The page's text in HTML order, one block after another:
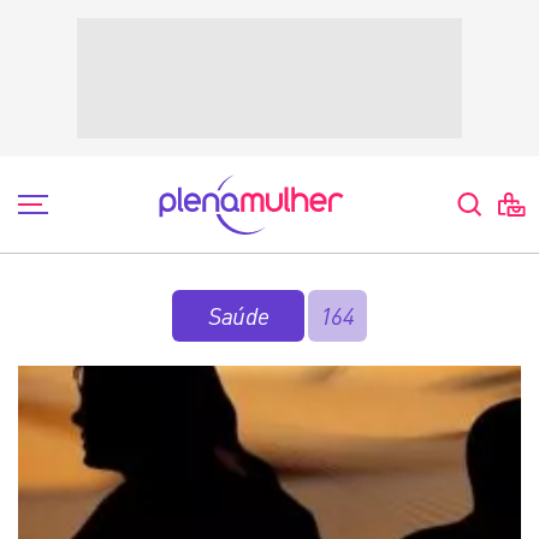
Saúde 164